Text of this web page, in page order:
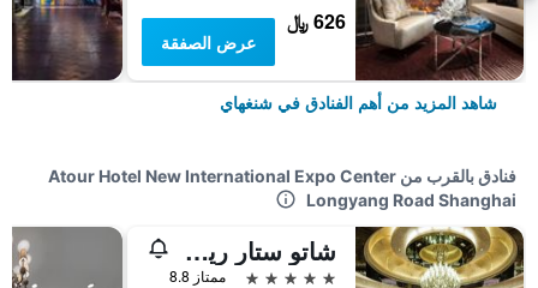
626 ﷼
عرض الصفقة
شاهد المزيد من أهم الفنادق في شنغهاي
فنادق بالقرب من Atour Hotel New International Expo Center
Longyang Road Shanghai
شاتو ستار ريفير بودونغ شنغهاي
5 نجوم
ممتاز 8.8